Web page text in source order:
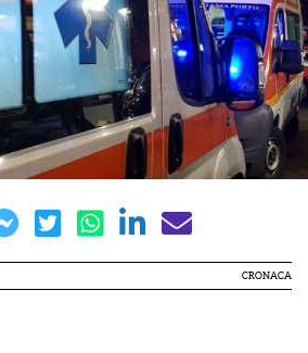
CRONACA